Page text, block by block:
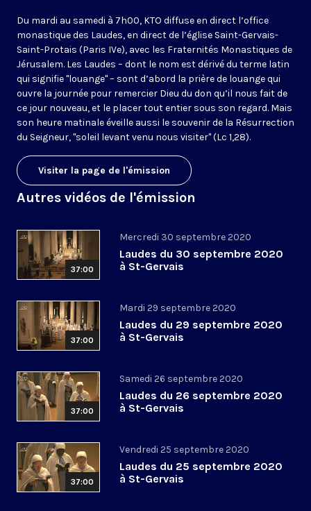
Du mardi au samedi à 7h00, KTO diffuse en direct l’office
monastique des Laudes, en direct de l’église Saint-Gervais-
Saint-Protais (Paris IVe), avec les Fraternités Monastiques de
Jérusalem. Les Laudes – dont le nom est dérivé du terme latin
qui signifie "louange" – sont d’abord la prière de louange qui
ouvre la journée pour remercier Dieu du don qu’il nous fait de
ce jour nouveau, et le placer tout entier sous son regard. Mais
son heure matinale éveille aussi le souvenir de la Résurrection
du Seigneur, "soleil levant venu nous visiter" (Lc 1,28).
Visiter la page de l'émission
Autres vidéos de l'émission
37:00
Mercredi 30 septembre 2020
Laudes du 30 septembre 2020
à St-Gervais
37:00
Mardi 29 septembre 2020
Laudes du 29 septembre 2020
à St-Gervais
37:00
Samedi 26 septembre 2020
Laudes du 26 septembre 2020
à St-Gervais
37:00
Vendredi 25 septembre 2020
Laudes du 25 septembre 2020
à St-Gervais